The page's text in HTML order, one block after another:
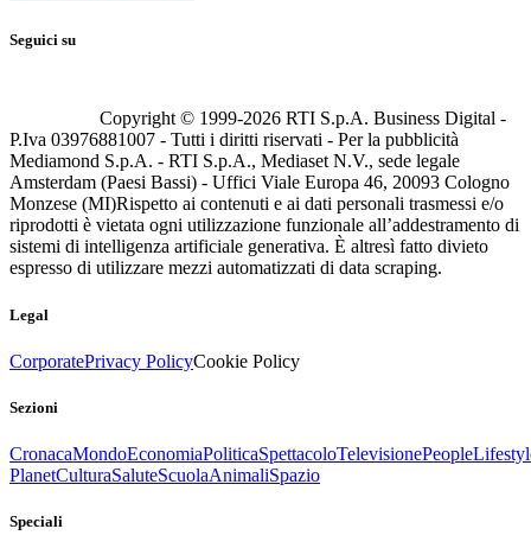
Seguici su
Copyright © 1999-2026 RTI S.p.A. Business Digital -
P.Iva 03976881007 - Tutti i diritti riservati - Per la pubblicità
Mediamond S.p.A. - RTI S.p.A., Mediaset N.V., sede legale
Amsterdam (Paesi Bassi) - Uffici Viale Europa 46, 20093 Cologno
Monzese (MI)Rispetto ai contenuti e ai dati personali trasmessi e/o
riprodotti è vietata ogni utilizzazione funzionale all’addestramento di
sistemi di intelligenza artificiale generativa. È altresì fatto divieto
espresso di utilizzare mezzi automatizzati di data scraping.
Legal
CorporatePrivacy PolicyCookie Policy
Sezioni
CronacaMondoEconomiaPoliticaSpettacoloTelevisionePeople
PlanetCulturaSaluteScuolaAnimaliSpazio
Speciali